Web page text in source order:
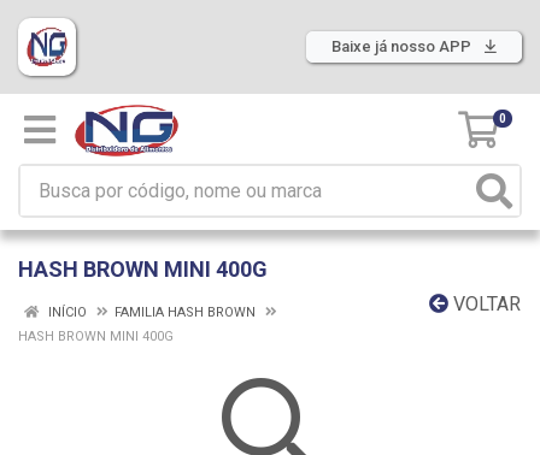
Baixe já nosso APP
0
HASH BROWN MINI 400G
VOLTAR
INÍCIO
FAMILIA HASH BROWN
HASH BROWN MINI 400G